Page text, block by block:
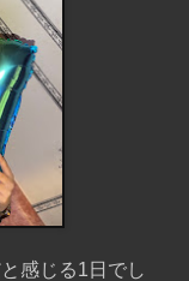
感じる1日でし